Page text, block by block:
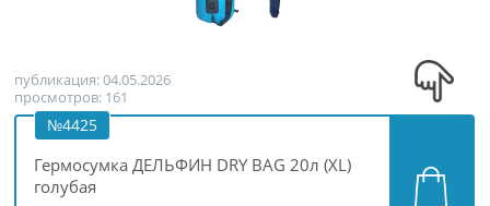
публикация: 04.05.2026
просмотров: 161
№4425
Гермосумка ДЕЛЬФИН DRY BAG 20л (XL)
голубая